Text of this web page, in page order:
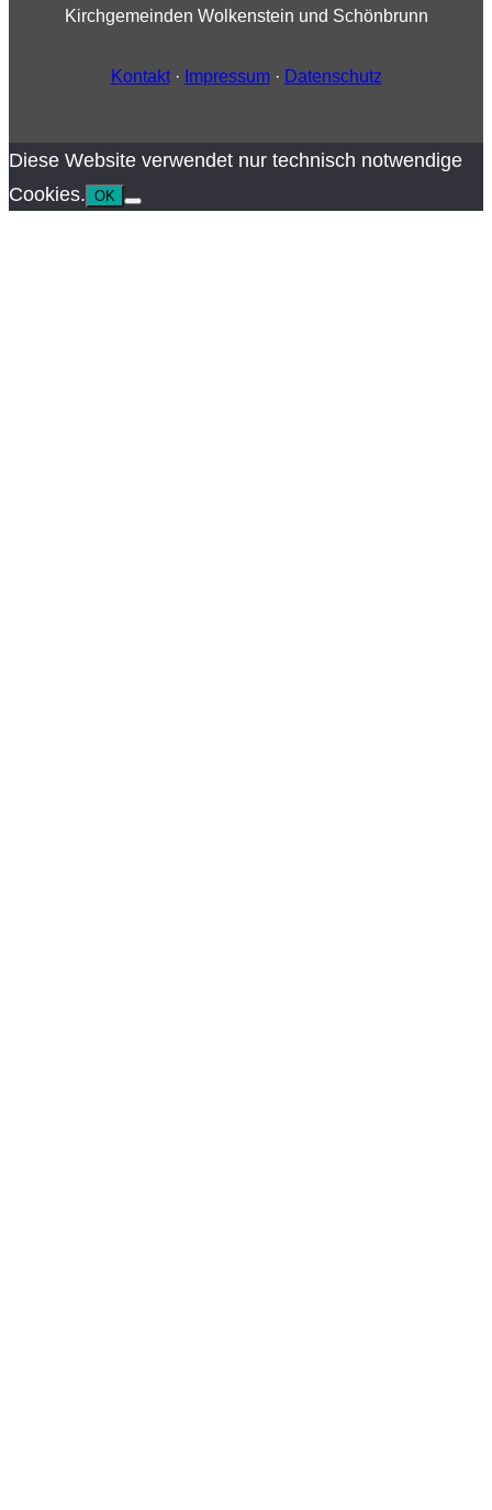
Kirchgemeinden Wolkenstein und Schönbrunn
Kontakt· Impressum· Datenschutz
Diese Website verwendet nur technisch notwendige
Cookies. OK